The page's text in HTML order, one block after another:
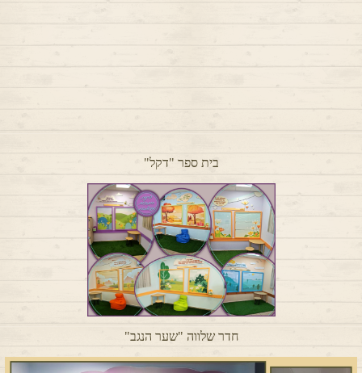
בית ספר "דקל"
חדר שלווה "שער הנגב"